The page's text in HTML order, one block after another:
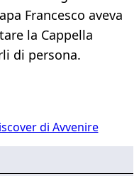
Francesco aveva
la Cappella
di persona.
di Avvenire